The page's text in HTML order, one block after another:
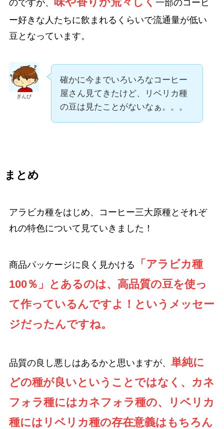
のですが、
一部のコーヒ
ー好きな人たちに飲まれるくらいで流通量が低い
豆となっています。
ぎんぴ
確かに今までいろいろなコーヒー
屋さん見てきたけど、リベリカ種
の豆は見たことがないなぁ。。。
まとめ
アラビカ種をはじめ、コーヒー三大原種とそれぞ
れの特色について見ていきました！
商品パッケージに良く見かける
「アラビカ種
100％」とあるのは、高品質の豆を使っ
て作っているんですよ！というメッセー
ジだったんですね。
品質の良し悪しはあるかと思いますが、 単純に
どの種が良いということではなく、カネ
フォラ種にはカネフォラ種の、リベリカ
種にはリベリカ種の存在意義はもちろん